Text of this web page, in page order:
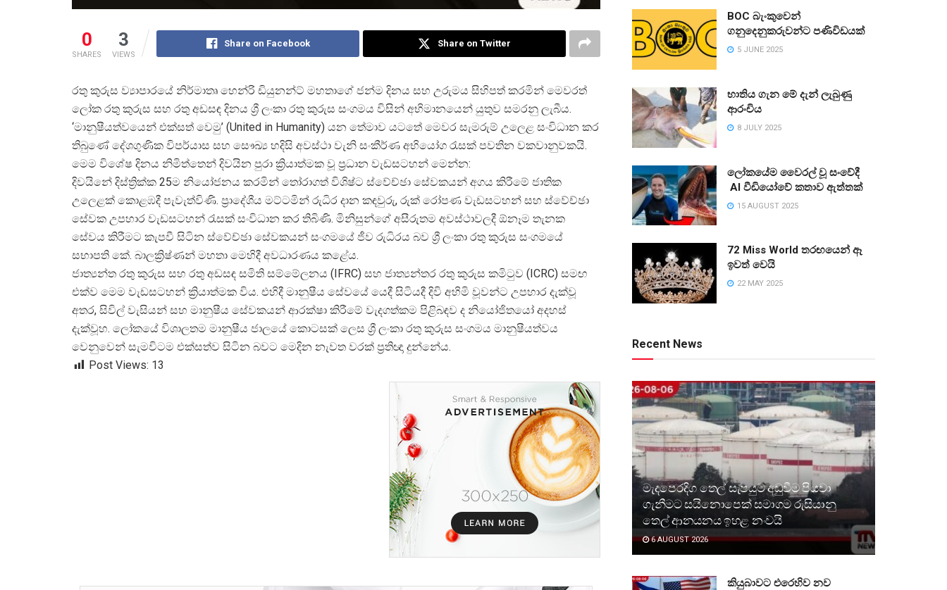
0
SHARES
3
VIEWS
Share on Facebook Share on Twitter
රතු කුරුස ව්යාපාරයේ නිර්මාතෘ හෙන්රි ඩියුනන්ට් මහතාගේ ජන්ම දිනය සහ උරුමය සිහිපත් කරමින් මෙවරත්
ලෝක රතු කුරුස සහ රතු අඩසඳ දිනය ශ් රී ලංකා රතු කුරුස සංගමය විසින් අභිමානයෙන් යුතුව සමරනු ලැබීය.
‘මානුෂීයත්වයෙන් එක්සත් වෙමු’ (United in Humanity) යන තේමාව යටතේ මෙවර සැමරුම් උලෙළ සංවිධාන කර
තිබුණේ දේශගුණික විපර්යාස සහ සෞඛ් ය හදිසි අවස්ථා වැනි සංකීර්ණ අභියෝග රැසක් පවතින වකවානුවකයි.
මෙම විශේෂ දිනය නිමිත්තෙන් දිවයින පුරා ක්රියාත්මක වූ ප්රධාන වැඩසටහන් මෙන්න:
දිවයිනේ දිස්ත්රික්ක 25ම නියෝජනය කරමින් තෝරාගත් විශිෂ්ට ස්වේච්ඡා සේවකයන් අගය කිරීමේ ජාතික
උලෙළක් කොළඹදී පැවැත්විණි. ප්රාදේශීය මට්ටමින් රුධිර දාන කඳවුරු, රුක් රෝපණ වැඩසටහන් සහ ස්වේච්ඡා
සේවක උපහාර වැඩසටහන් රැසක් සංවිධාන කර තිබිණි. මිනිසුන්ගේ අසීරුතම අවස්ථාවලදී ඕනෑම තැනක
සේවය කිරීමට කැපවී සිටින ස්වේච්ඡා සේවකයන් සංගමයේ ජීව රුධිරය බව ශ් රී ලංකා රතු කුරුස සංගමයේ
සභාපති කේ. බාලක්රිෂ්ණන් මහතා මෙහිදී අවධාරණය කළේය.
ජාත්යන්ත රතු කුරුස සහ රතු අඩසඳ සමිති සම්මේලනය (IFRC) සහ ජාත්යන්තර රතු කුරුස කමිටුව (ICRC) සමඟ
එක්ව මෙම වැඩසටහන් ක්රියාත්මක විය. එහිදී මානුෂීය සේවයේ යෙදී සිටියදී දිවි අහිමි වූවන්ට උපහාර දැක්වූ
අතර, සිවිල් වැසියන් සහ මානුෂීය සේවකයන් ආරක්ෂා කිරීමේ වැදගත්කම පිළිබඳව ද නියෝජිතයෝ අදහස්
දැක්වූහ. ලෝකයේ විශාලතම මානුෂීය ජාලයේ කොටසක් ලෙස ශ් රී ලංකා රතු කුරුස සංගමය මානුෂීයත්වය
වෙනුවෙන් සැමවිටම එක්සත්ව සිටින බවට මෙදින නැවත වරක් ප්රතිඥා දුන්නේය.
Post Views: 13
BOC බැංකුවෙන්
ගනුදෙනුකරුවන්ට පණිවිඩයක්
5 JUNE 2025
භාතිය ගැන මේ දැන් ලැබුණු
ආරංචිය
8 JULY 2025
ලෝකයේම වෛරල් වූ සංවේදී
AI වීඩියෝවේ කතාව ඇත්තක්
15 AUGUST 2025
72 Miss World තරඟයෙන් ඈ
ඉවත් වෙයි
22 MAY 2025
Recent News
මැදපෙරදිග තෙල් සැපයුම අඩුවීම පියවා
ගැනීමට සයිනොපෙක් සමාගම රුසියානු
තෙල් ආනයනය ඉහළ නංවයි
6 AUGUST 2026
කියුබාවට එරෙහිව නව